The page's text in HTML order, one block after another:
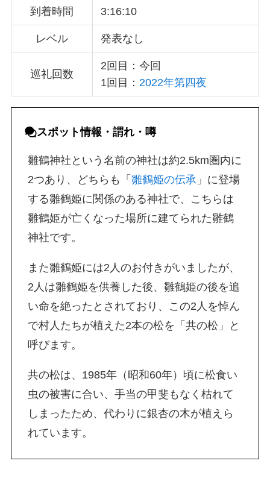
到着時間 3:16:10
レベル 発表なし
巡礼回数
2回目：今回
1回目： 2022年第四夜
スポット情報・謂れ・噂
雛鶴神社という名前の神社は約2.5km圏内に
2つあり、どちらも「 雛鶴姫の伝承 」に登場
する雛鶴姫に関係のある神社で、こちらは
雛鶴姫が亡くなった場所に建てられた雛鶴
神社です。
また雛鶴姫には2人のお付きがいましたが、
2人は雛鶴姫を供養した後、雛鶴姫の後を追
い命を絶ったとされており、この2人を悼ん
で村人たちが植えた2本の松を「共の松」と
呼びます。
共の松は、1985年（昭和60年）頃に松食い
虫の被害に合い、手当の甲斐もなく枯れて
しまったため、代わりに銀杏の木が植えら
れています。